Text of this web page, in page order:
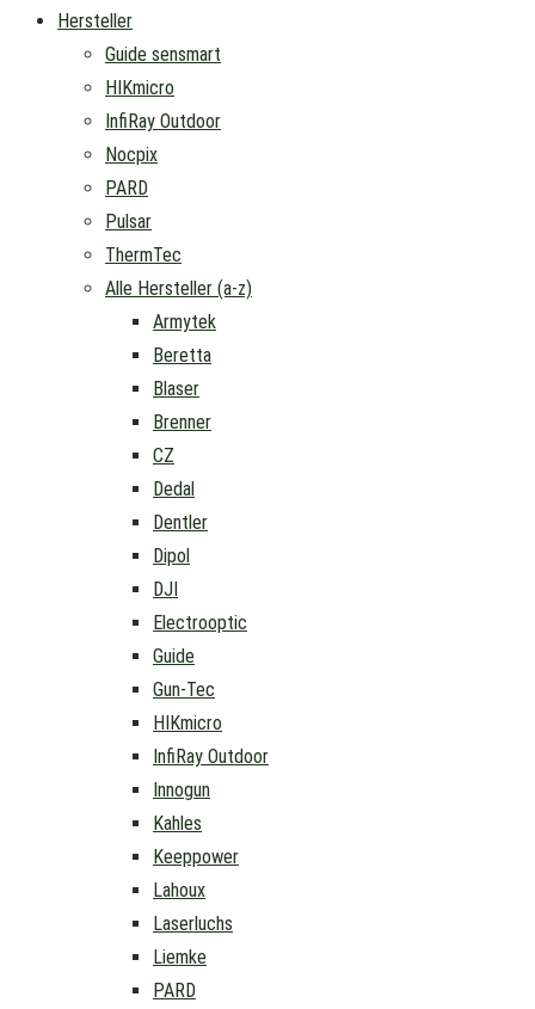
Hersteller
Guide sensmart
HIKmicro
InfiRay Outdoor
Nocpix
PARD
Pulsar
ThermTec
Alle Hersteller (a-z)
Armytek
Beretta
Blaser
Brenner
CZ
Dedal
Dentler
Dipol
DJI
Electrooptic
Guide
Gun-Tec
HIKmicro
InfiRay Outdoor
Innogun
Kahles
Keeppower
Lahoux
Laserluchs
Liemke
PARD